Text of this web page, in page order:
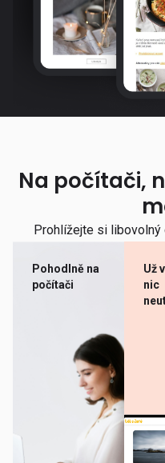
Na počítači,
Prohlížejte si
Pohodlně na
počítači
Už
nic